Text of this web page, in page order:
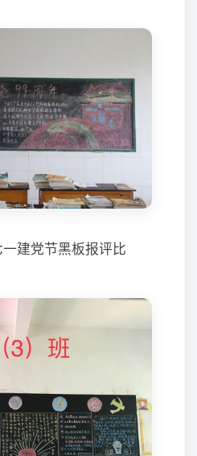
建党节黑板报评比